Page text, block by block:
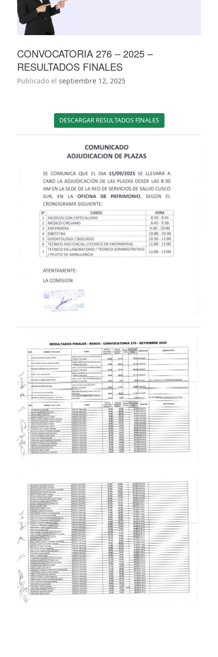
CONVOCATORIA 276 – 2025 –
RESULTADOS FINALES
Publicado el septiembre 12, 2025
DESCARGAR RESULTADOS FINALES